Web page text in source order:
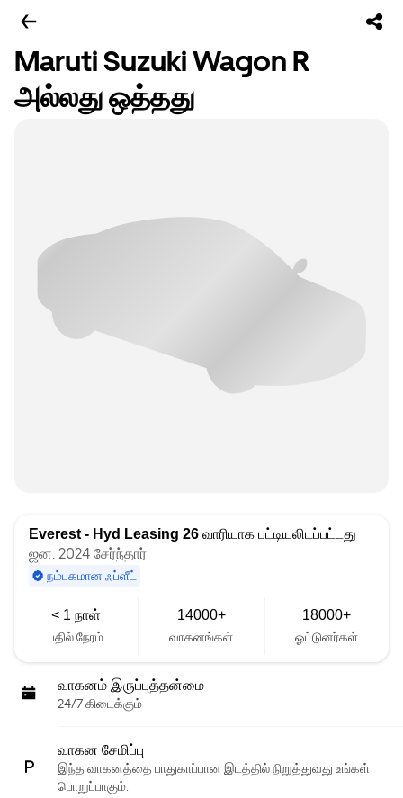
Maruti Suzuki Wagon R
அல்லது ஒத்தது
Everest - Hyd Leasing 26 வாரியாக பட்டியலிடப்பட்டது
ஜன. 2024 சேர்ந்தார்
நம்பகமான ஃப்ளீட்
< 1 நாள்
பதில் நேரம்
14000+
வாகனங்கள்
18000+
ஓட்டுனர்கள்
வாகனம் இருப்புத்தன்மை
24/7 கிடைக்கும்
வாகன சேமிப்பு
இந்த வாகனத்தை பாதுகாப்பான இடத்தில் நிறுத்துவது உங்கள்
பொறுப்பாகும்.